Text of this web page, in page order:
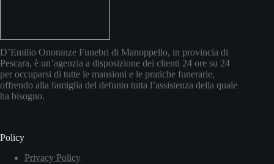
D’Emilio Onoranze Funebri di Manoppello, in provincia di
Pescara, è un’agenzia a disposizione dei clienti 24 ore su 24
per occuparsi di tutte le mansioni e le pratiche funerarie,
offrendo alla famiglia del defunto tutta l’assistenza della quale
ha bisogno.
Policy
Privacy Policy